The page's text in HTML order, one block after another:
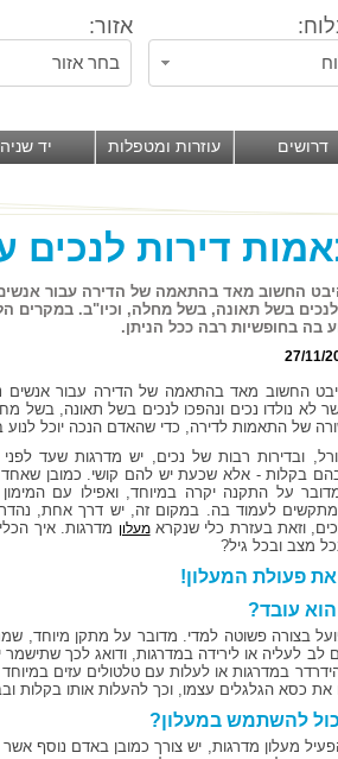
אזור:
בחר אזור
דרושים עוזרות ומטפלות יד שניה
דירות לנכים
החשוב מאד בהתאמה של הדירה עבור אנשים
לנכים בשל תאונה, בשל מחלה, וכיו"ב.
בה בחופשיות רבה ככל הניתן.
27/11/
החשוב מאד בהתאמה של הדירה עבור אנשים
לא נולדו נכים ונהפכו לנכים בשל תאונה, בשל
של התאמות לדירה, כדי שהאדם הנכה יוכל לנוע
ובדירות רבות של נכים, יש מדרגות שעד
בקלות - אלא שכעת יש להם קושי. כמובן
על התקנה יקרה במיוחד, ואפילו עם
לעמוד בה. במקום זה, יש דרך אחת,
וזאת בעזרת כלי שנקראמעלון מדרגות. איך
מצב ובכל גיל?
את פעולת המעלון!
עובד?
בצורה פשוטה למדי. מדובר על מתקן מיוחד,
לב לעליה או לירידה במדרגות, ודואג לכך שתישמר
במדרגות או לעלות עם טלטולים עזים
את כסא הגלגלים עצמו, וכך להעלות אותו בקלות
להשתמש במעלון?
מעלון מדרגות, יש צורך כמובן באדם נוסף